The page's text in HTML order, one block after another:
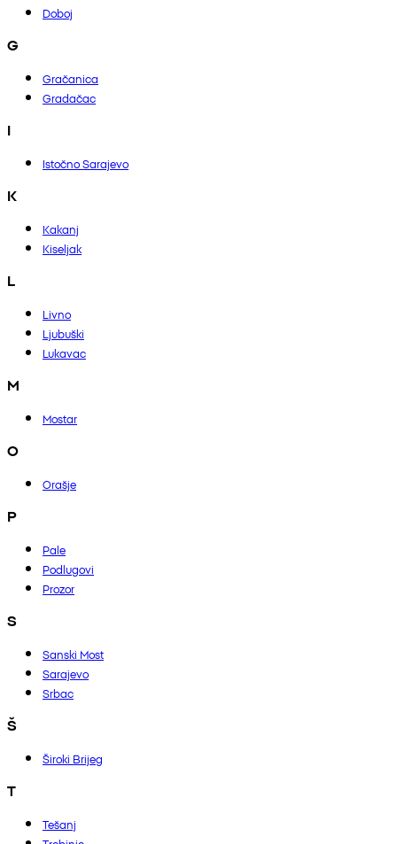
Doboj
G
Gračanica
Gradačac
I
Istočno Sarajevo
K
Kakanj
Kiseljak
L
Livno
Ljubuški
Lukavac
M
Mostar
O
Orašje
P
Pale
Podlugovi
Prozor
S
Sanski Most
Sarajevo
Srbac
Š
Široki Brijeg
T
Tešanj